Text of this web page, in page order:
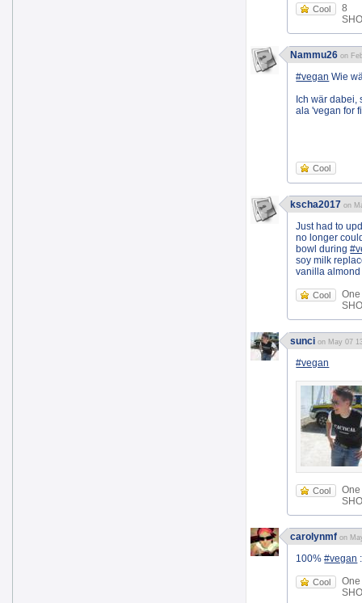
Cool
8
Nammu26 on
#vegan Wie
Ich wär dabei,
ala 'vegan for
Cool
kscha2017 on
Just had to
no longer
bowl during
soy milk
vanilla almond
Cool
One
sunci on May 07
#vegan
Cool
One
carolynmf on
100%#vegan
Cool
One